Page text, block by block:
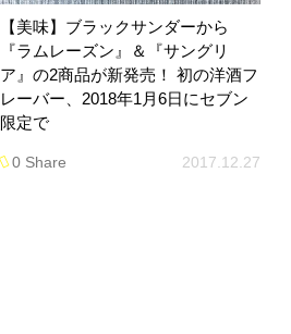
【美味】ブラックサンダーから
『ラムレーズン』＆『サングリ
ア』の2商品が新発売！ 初の洋酒フ
レーバー、2018年1月6日にセブン
限定で
0 Share 2017.12.27